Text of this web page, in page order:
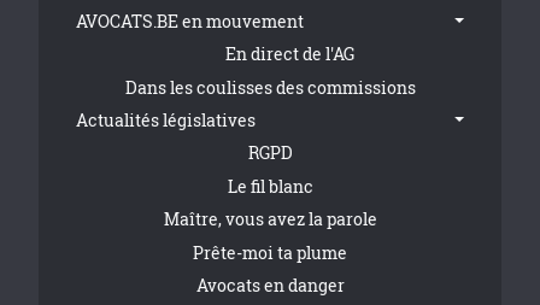
AVOCATS.BE en mouvement
En direct de l'AG
Dans les coulisses des commissions
Actualités législatives
RGPD
Le fil blanc
Maître, vous avez la parole
Prête-moi ta plume
Avocats en danger